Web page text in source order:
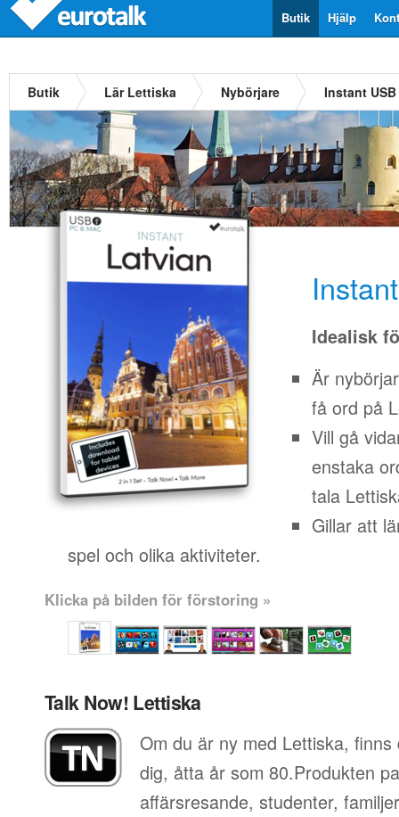
Hjälp
Butik
Butik Lär Lettiska Nybörjare Instant
Idealisk
Är
få ord på
Vill gå
enstaka
tala
Gillar att
spel och olika aktiviteter.
Klicka på bilden för förstoring »
Talk Now! Lettiska
Om du är ny med Lettiska,
dig, åtta år som 80.Produkten
affärsresande, studenter,